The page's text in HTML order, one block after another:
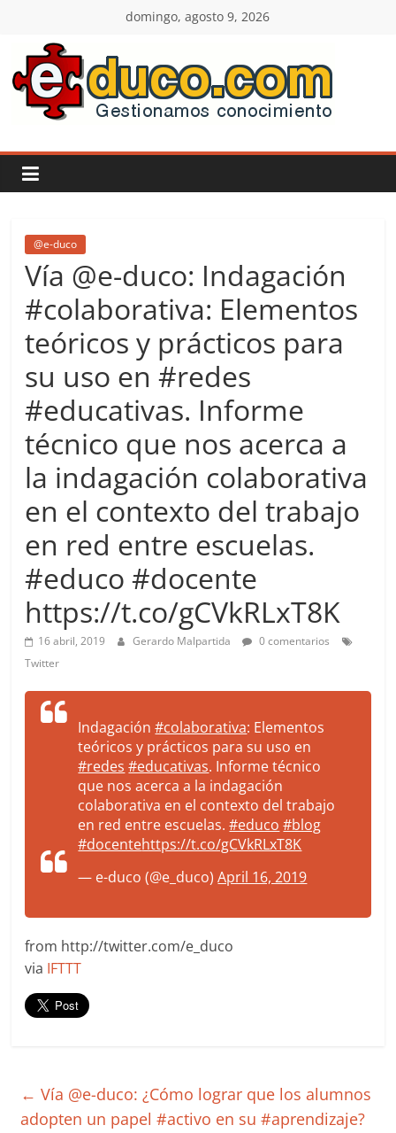
contenido
domingo, agosto 9, 2026
E-
duco:
Gestión
del
Conocimiento
Learn
Do
more.
Be
more.
@e-duco
Vía @e-duco: Indagación
#colaborativa: Elementos
teóricos y prácticos para
su uso en #redes
#educativas. Informe
técnico que nos acerca a
la indagación colaborativa
en el contexto del trabajo
en red entre escuelas.
#educo #docente
https://t.co/gCVkRLxT8K
16 abril, 2019 Gerardo Malpartida
0 comentarios
Twitter
Indagación#colaborativa: Elementos
teóricos y prácticos para su uso en
#redes #educativas. Informe técnico
que nos acerca a la indagación
colaborativa en el contexto del trabajo
en red entre escuelas.#educo #blog
#docentehttps://t.co/gCVkRLxT8K
— e-duco (@e_duco)April 16, 2019
from http://twitter.com/e_duco
via IFTTT
← Vía @e-duco: ¿Cómo lograr que los alumnos
adopten un papel #activo en su #aprendizaje?